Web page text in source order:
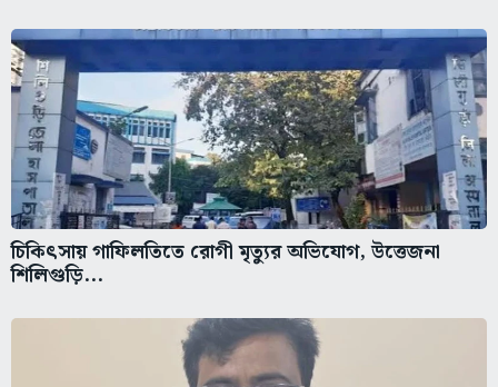
চিকিৎসায় গাফিলতিতে রোগী মৃত্যুর অভিযোগ, উত্তেজনা
শিলিগুড়ি...